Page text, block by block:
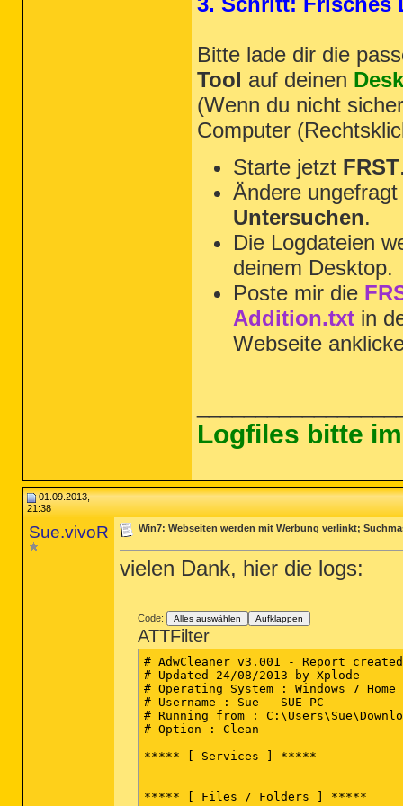
Bitte lade dir die
Tool auf deinen
(Wenn du nicht
Computer
Starte jetzt FRST
Ändere
Untersuchen.
Die Logdateien
deinem Desktop.
Poste mir die
Addition.txt in
Webseite
Logfiles bitte
01.09.2013,
21:38
Sue.vivoR Win7: Webseiten werden mit Werbung verlinkt;
vielen Dank, hier die logs:
Code: Alles auswählen Aufklappen
ATTFilter
# AdwCleaner v3.001 - Report
# Updated 24/08/2013 by Xplode
# Operating System : Windows 7
# Username : Sue - SUE-PC
# Running from :
# Option : Clean
***** [ Services ] *****
***** [ Files / Folders ] *****